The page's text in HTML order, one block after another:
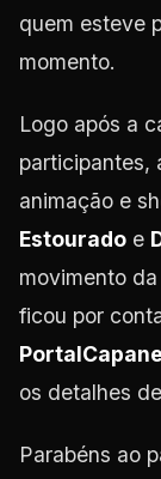
quem esteve
momento.
Logo após a
participantes,
animação e
Estourado e
movimento
ficou por
os detalhes
Parabéns ao